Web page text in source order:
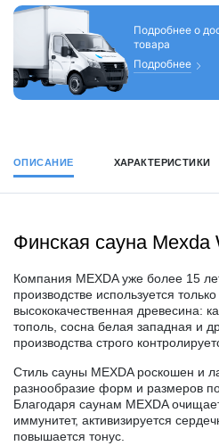
Подробнее о
товара
Подробнее
ОПИСАНИЕ ХАРАКТЕРИСТИКИ
Финская сауна Mexda
Компания MEXDA уже более 15
производстве используется
высококачественная древесина:
тополь, сосна белая западная и
производства строго
Стиль сауны MEXDA роскошен и
разнообразие форм и размеров
Благодаря саунам MEXDA
иммунитет, активизируется
повышается тонус.